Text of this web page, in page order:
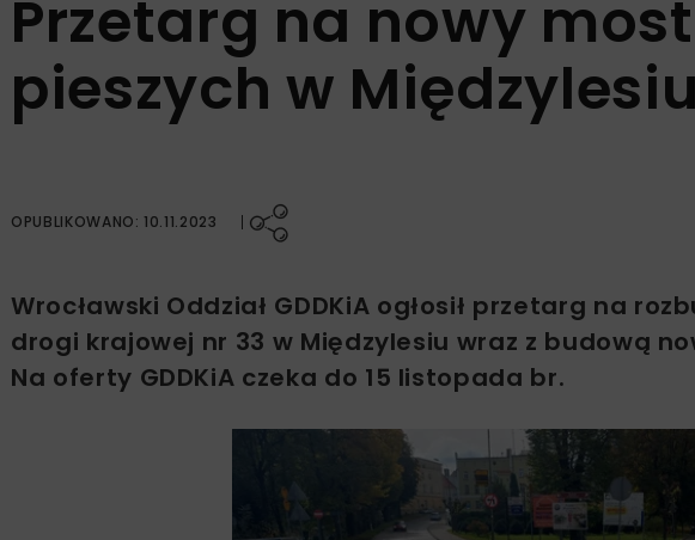
Przetarg na nowy
pieszych w Międzylesiu
OPUBLIKOWANO: 10.11.2023
Wrocławski Oddział GDDKiA ogłosił przetarg na
drogi krajowej nr 33 w Międzylesiu wraz z budową
Na oferty GDDKiA czeka do 15 listopada br.